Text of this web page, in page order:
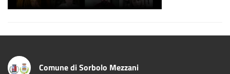
Comune di Sorbolo Mezzani